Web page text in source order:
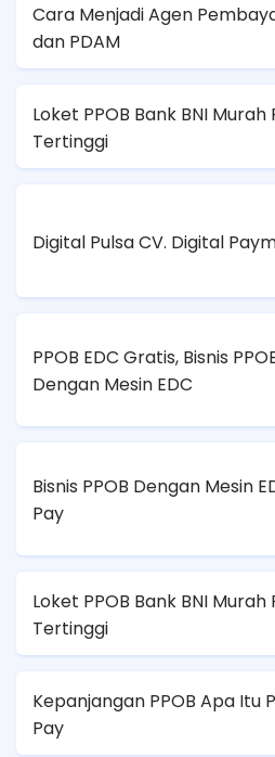
Cara Menjadi Agen
dan PDAM
Loket PPOB Bank BNI Murah
Tertinggi
Digital Pulsa CV. Digital
PPOB EDC Gratis, Bisnis
Dengan Mesin EDC
Bisnis PPOB Dengan Mesin
Pay
Loket PPOB Bank BNI Murah
Tertinggi
Kepanjangan PPOB Apa Itu
Pay